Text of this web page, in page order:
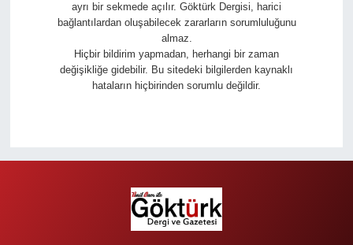
ayrı bir sekmede açılır. Göktürk Dergisi, harici
bağlantılardan oluşabilecek zararların sorumluluğunu
almaz.
Hiçbir bildirim yapmadan, herhangi bir zaman
değişikliğe gidebilir. Bu sitedeki bilgilerden kaynaklı
hataların hiçbirinden sorumlu değildir.